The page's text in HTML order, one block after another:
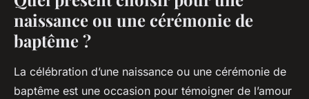
naissance ou une cérémonie de
baptême ?
La célébration d’une naissance ou une cérémonie de
baptême est une occasion pour témoigner de l’amour